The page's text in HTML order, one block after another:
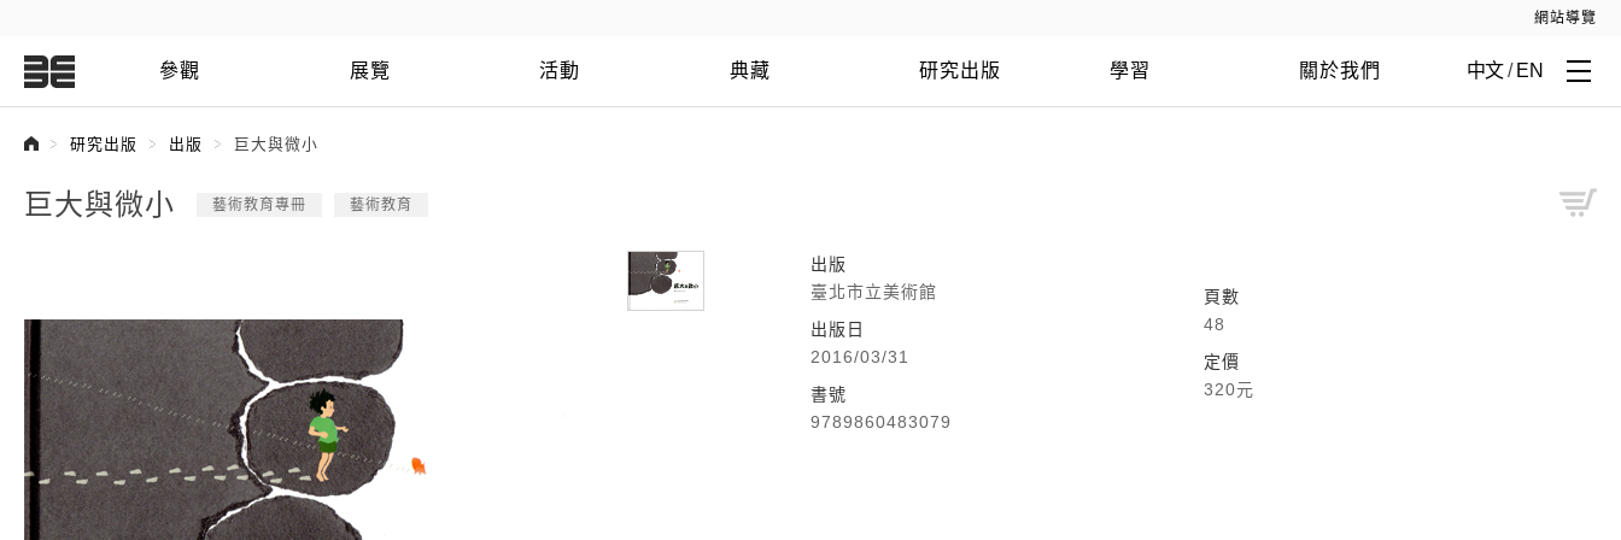
網站導覽
參觀 展覽 活動 典藏 研究出版 學習 關於我們 中文 / EN
研究出版 出版 巨大與微小
巨大與微小 藝術教育專冊 藝術教育
出版
臺北市立美術館
出版日
2016/03/31
書號
9789860483079
頁數
48
定價
320元